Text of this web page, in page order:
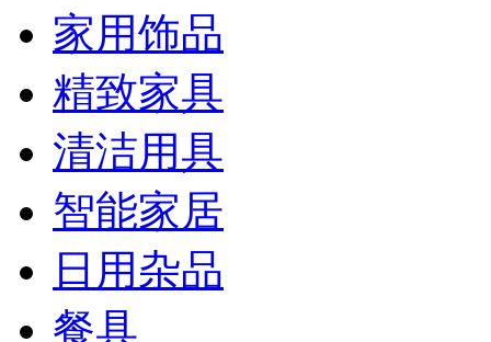
家用饰品
精致家具
清洁用具
智能家居
日用杂品
餐具